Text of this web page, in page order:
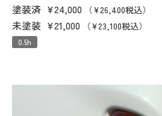
塗装済 ¥24,000 （¥26,400税込）
未塗装 ¥21,000 （¥23,100税込）
0.5h